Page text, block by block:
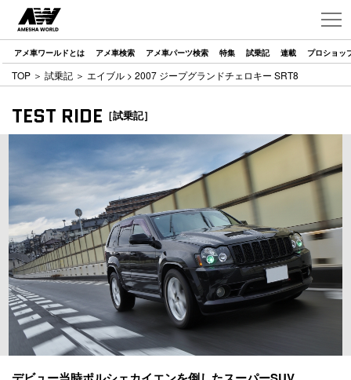
アメ車ワールドとは アメ車検索 アメ車パーツ検索 特集 試乗記 連載 プロショッ
TOP ＞ 試乗記 ＞ エイブル > 2007 ジープグランドチェロキー SRT8
TEST RIDE ［試乗記］